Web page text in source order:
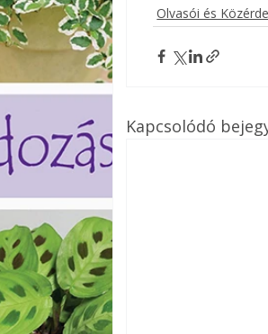
Olvasói és
Kapcsolódó